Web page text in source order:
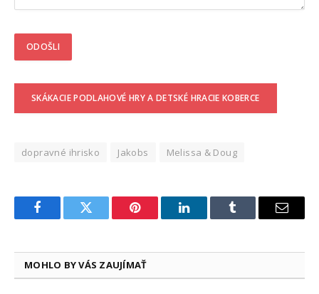
SKÁKACIE PODLAHOVÉ HRY A DETSKÉ HRACIE KOBERCE
dopravné ihrisko Jakobs Melissa & Doug
FacebookTwitter Pinterest LinkedInTumblr Email
MOHLO BY VÁS ZAUJÍMAŤ